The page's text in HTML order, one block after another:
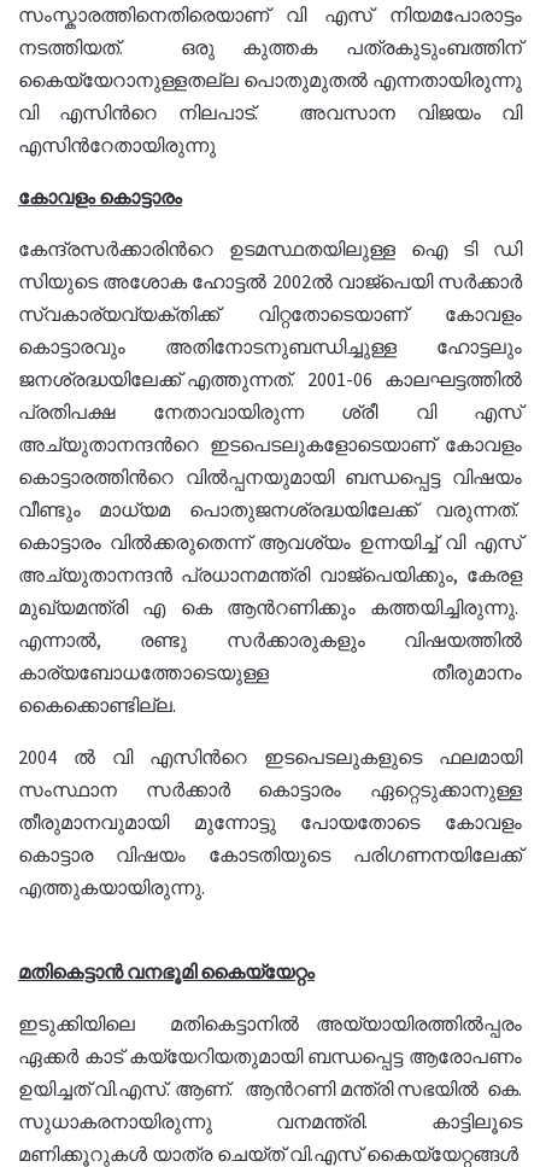
സംസ്കാരത്തിനെതിരെയാണ് വി എസ് നിയമപോരാട്ടം
നടത്തിയത്. ഒരു കുത്തക പത്രകുടുംബത്തിന്
കൈയ്യേറാനുള്ളതല്ല പൊതുമുതല്‍ എന്നതായിരുന്നു
വി എസിന്‍റെ നിലപാട്. അവസാന വിജയം വി
എസിന്‍റേതായിരുന്നു
കോവളം കൊട്ടാരം
കേന്ദ്രസര്‍ക്കാരിന്‍റെ ഉടമസ്ഥതയിലുള്ള ഐ ടി ഡി
സിയുടെ അശോക ഹോട്ടല്‍ 2002ല്‍ വാജ്പെയി സര്‍ക്കാര്‍
സ്വകാര്യവ്യക്തിക്ക് വിറ്റതോടെയാണ് കോവളം
കൊട്ടാരവും അതിനോടനുബന്ധിച്ചുള്ള ഹോട്ടലും
ജനശ്രദ്ധയിലേക്ക് എത്തുന്നത്. 2001-06 കാലഘട്ടത്തില്‍
പ്രതിപക്ഷ നേതാവായിരുന്ന ശ്രീ വി എസ്
അച്യുതാനന്ദന്‍റെ ഇടപെടലുകളോടെയാണ് കോവളം
കൊട്ടാരത്തിന്‍റെ വില്‍പ്പനയുമായി ബന്ധപ്പെട്ട വിഷയം
വീണ്ടും മാധ്യമ പൊതുജനശ്രദ്ധയിലേക്ക് വരുന്നത്.
കൊട്ടാരം വില്‍ക്കരുതെന്ന് ആവശ്യം ഉന്നയിച്ച് വി എസ്
അച്യുതാനന്ദന്‍ പ്രധാനമന്ത്രി വാജ്പെയിക്കും, കേരള
മുഖ്യമന്ത്രി എ കെ ആന്‍റണിക്കും കത്തയിച്ചിരുന്നു.
എന്നാല്‍, രണ്ടു സര്‍ക്കാരുകളും വിഷയത്തില്‍
കാര്യബോധത്തോടെയുള്ള തീരുമാനം
കൈക്കൊണ്ടില്ല.
2004 ല്‍ വി എസിന്‍റെ ഇടപെടലുകളുടെ ഫലമായി
സംസ്ഥാന സര്‍ക്കാര്‍ കൊട്ടാരം ഏറ്റെടുക്കാനുള്ള
തീരുമാനവുമായി മുന്നോട്ടു പോയതോടെ കോവളം
കൊട്ടാര വിഷയം കോടതിയുടെ പരിഗണനയിലേക്ക്
എത്തുകയായിരുന്നു.
മതികെട്ടാൻ വനഭൂമി കൈയ്യേറ്റം
ഇടുക്കിയിലെ മതികെട്ടാനില്‍ അയ്യായിരത്തില്‍പ്പരം
ഏക്കര്‍ കാട് കയ്യേറിയതുമായി ബന്ധപ്പെട്ട ആരോപണം
ഉയിച്ചത് വി.എസ്. ആണ്. ആന്‍റണി മന്ത്രി സഭയില്‍ കെ.
സുധാകരനായിരുന്നു വനമന്ത്രി. കാട്ടിലൂടെ
മണിക്കൂറുകള്‍ യാത്ര ചെയ്ത് വി.എസ് കൈയ്യേറ്റങ്ങള്‍